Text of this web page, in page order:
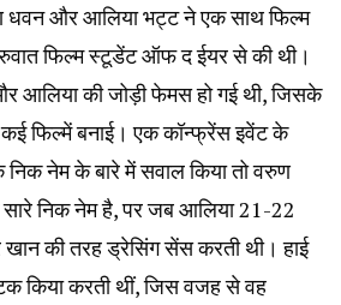
धवन और आलिया भट्ट ने एक साथ फिल्म
फिल्म स्टूडेंट ऑफ द ईयर से की‌ थी।
आलिया की जोड़ी फेमस हो गई थी, जिसके
कई फिल्में बनाई। एक कॉन्फ्रेंस इवेंट के
नेम के बारे में सवाल किया तो वरुण
निक नेम है, पर जब आलिया 21-22
खान की तरह ड्रेसिंग सेंस करती थी। हाई
किया करती थीं, जिस वजह से वह